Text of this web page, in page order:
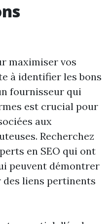
maximiser vos
à identifier les bons
fournisseur qui
est crucial pour
aux
Recherchez
en SEO qui ont
peuvent démontrer
liens pertinents